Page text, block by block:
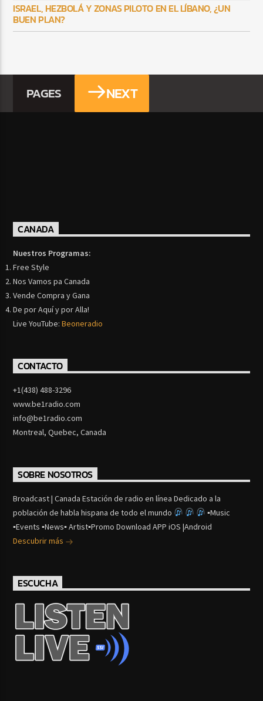
ISRAEL, HEZBOLÁ Y ZONAS PILOTO EN EL LÍBANO, ¿UN
BUEN PLAN?
PAGES NEXT
CANADA
Nuestros Programas:
Free Style
Nos Vamos pa Canada
Vende Compra y Gana
De por Aquí y por Alla!
Live YouTube:Beoneradio
CONTACTO
+1(438) 488-3296
www.be1radio.com
info@be1radio.com
Montreal, Quebec, Canada
SOBRE NOSOTROS
Broadcast | Canada Estación de radio en línea Dedicado a la
población de habla hispana de todo el mundo
▪Music
▪Events ▪News▪ Artist▪Promo Download APP iOS |Android
Descubrir más
ESCUCHA